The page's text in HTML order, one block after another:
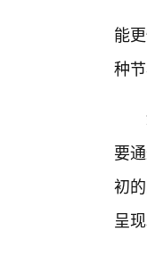
能
种
要
初
呈现